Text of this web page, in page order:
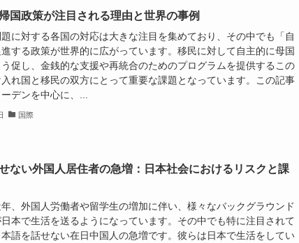
国政策が注目される理由と世界の事例
に対する各国の対応は大きな注目を集めており、その中でも「自
する政策が世界的に広がっています。移民に対して自主的に母国
促し、金銭的な支援や再統合のためのプログラムを提供するこの
れ国と移民の双方にとって重要な課題となっています。この記事
デンを中心に、...
国際
ない外国人居住者の急増：日本社会におけるリスクと課
、外国人労働者や留学生の増加に伴い、様々なバックグラウンド
本で生活を送るようになっています。その中でも特に注目されて
語を話せない在日中国人の急増です。彼らは日本で生活をしてい